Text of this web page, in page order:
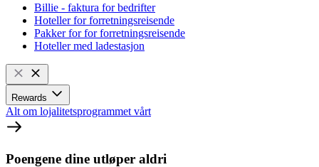
Billie - faktura for bedrifter
Hoteller for forretningsreisende
Pakker for for forretningsreisende
Hoteller med ladestasjon
Rewards
Alt om lojalitetsprogrammet vårt
Poengene dine utløper aldri